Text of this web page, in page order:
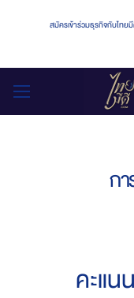
สมัครเข้าร่วมธุรกิจกับไทย
ก
คะแ